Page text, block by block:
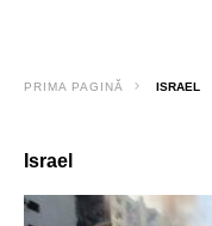
PRIMA PAGINĂ ISRAEL
Israel